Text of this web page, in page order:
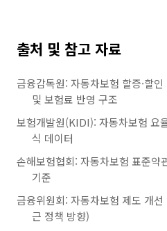
출처 및 참고 자료
금융감독원: 자동차보험 할증·할
및 보험료 반영 구조
보험개발원(KIDI): 자동차보험 요
식 데이터
손해보험협회: 자동차보험 표준약
기준
금융위원회: 자동차보험 제도 개
근 정책 방향)